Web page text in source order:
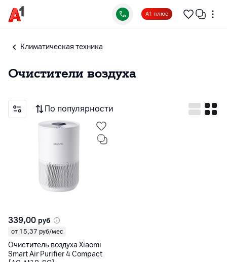
А1 плюс
Климатическая техника
Очистители воздуха
По популярности
339,00 руб
от 15,37 руб/мес
Очиститель воздуха Xiaomi
Smart Air Purifier 4 Compact